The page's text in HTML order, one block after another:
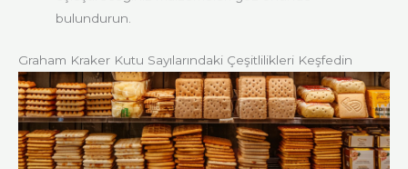
bulundurun.
Graham Kraker Kutu Sayılarındaki Çeşitlilikleri Keşfedin